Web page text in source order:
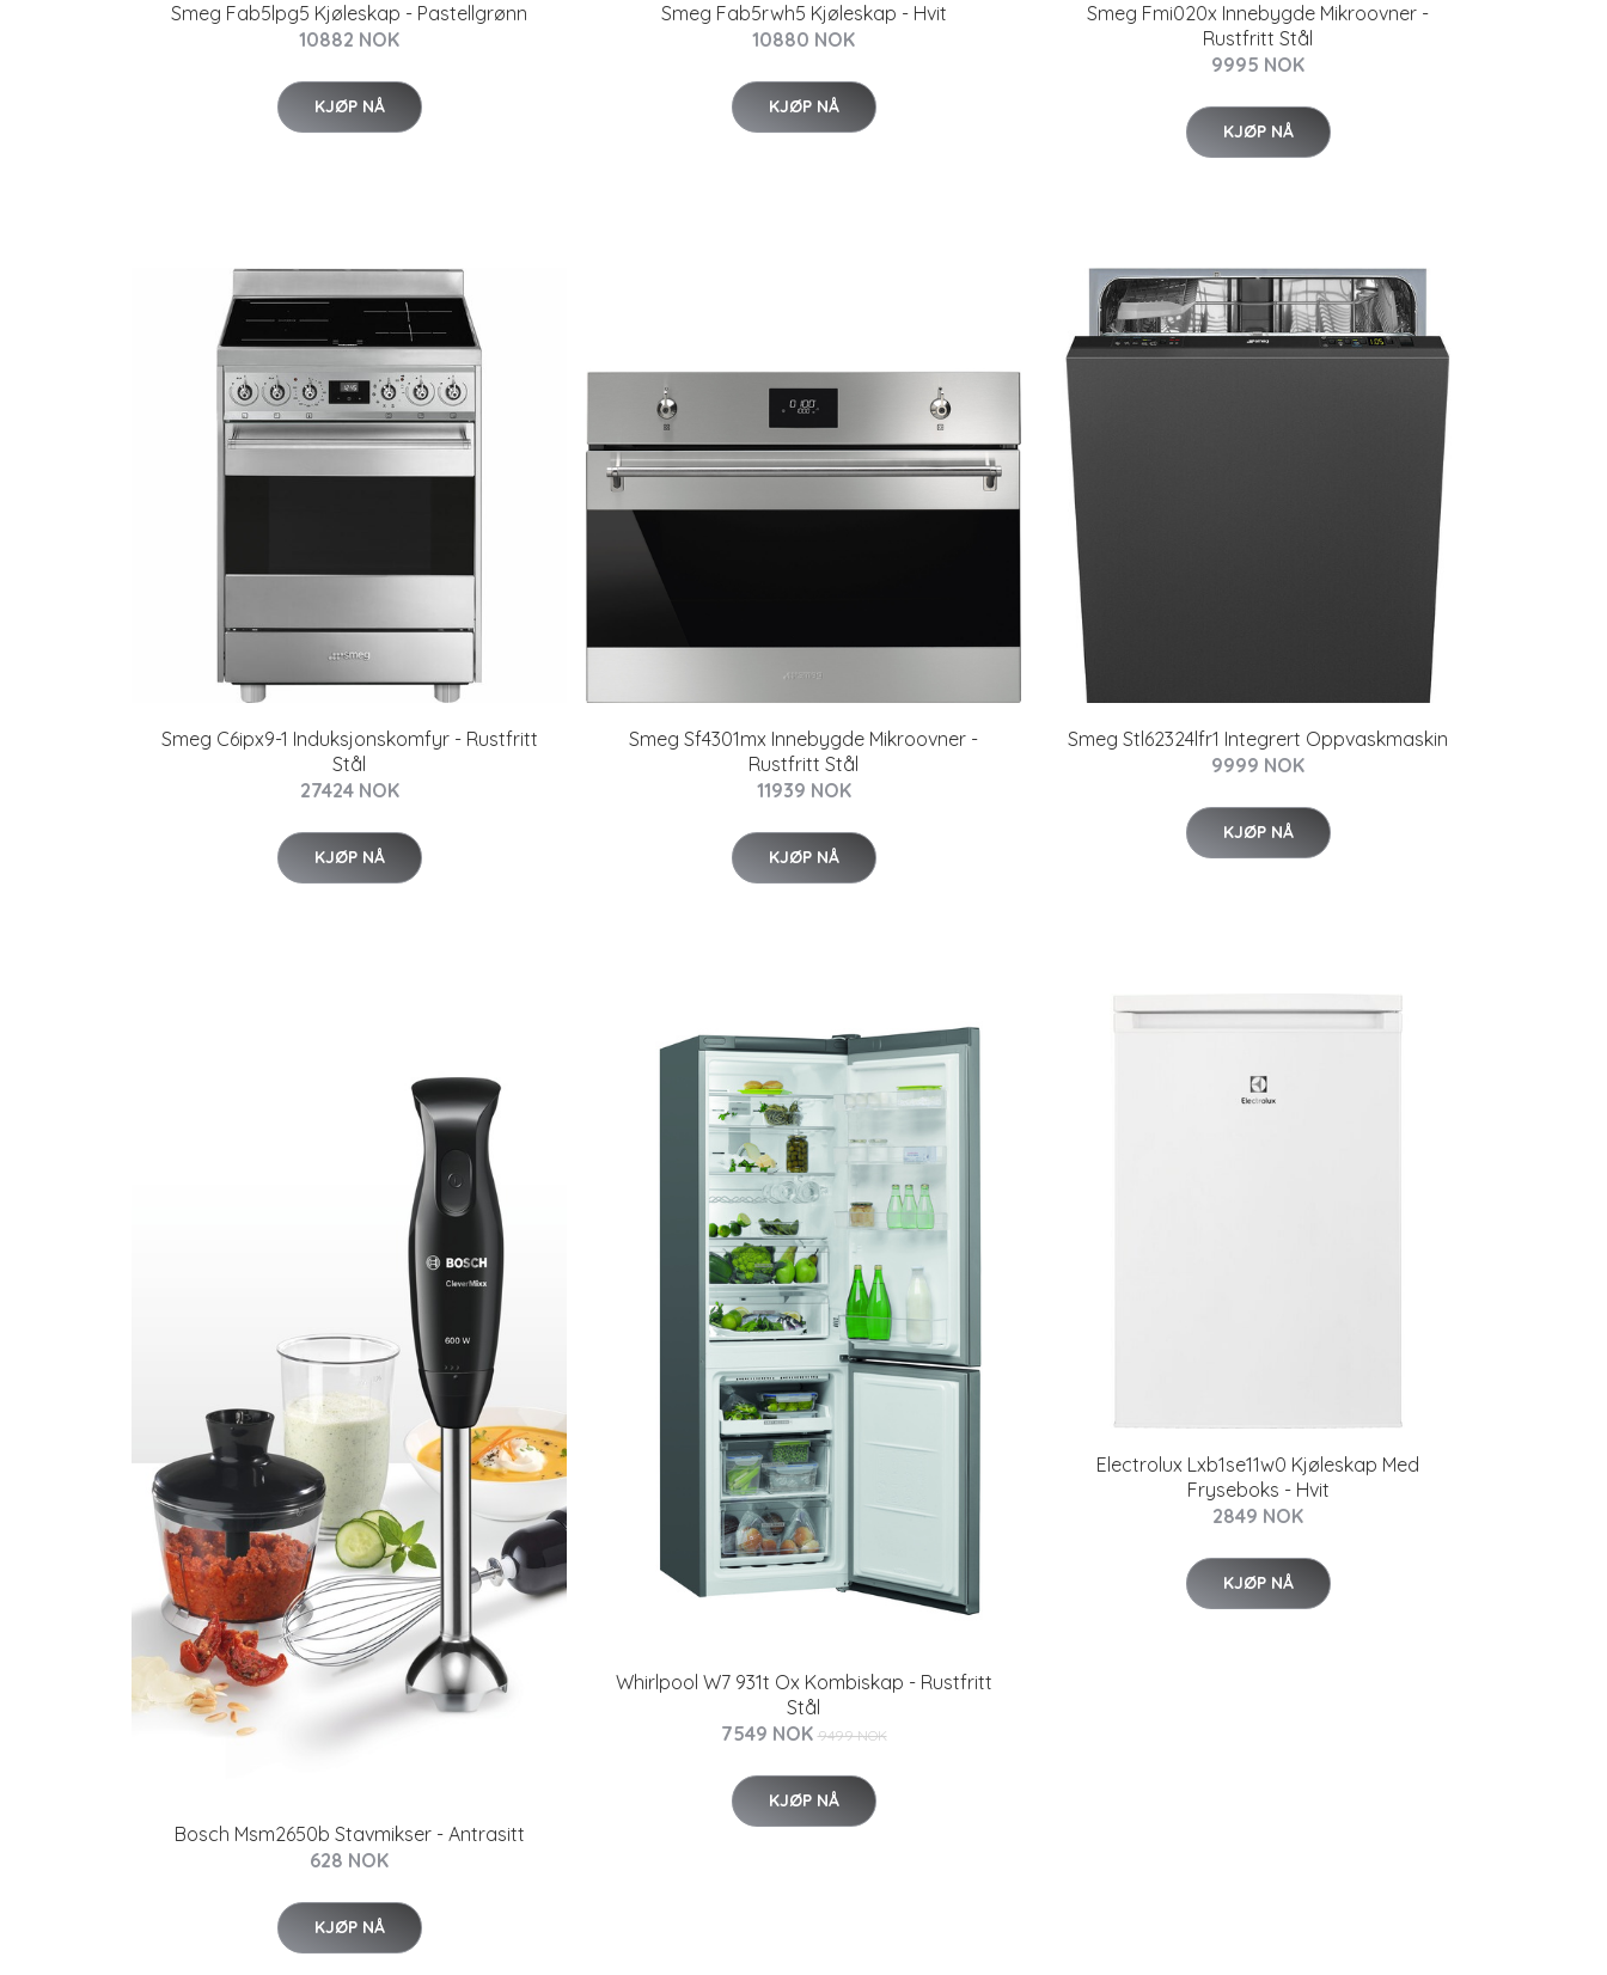
Smeg Fab5lpg5 Kjøleskap - Pastellgrønn
10882 NOK
KJØP NÅ
Smeg Fab5rwh5 Kjøleskap - Hvit
10880 NOK
KJØP NÅ
Smeg Fmi020x Innebygde Mikroovner -
Rustfritt Stål
9995 NOK
KJØP NÅ
Smeg C6ipx9-1 Induksjonskomfyr - Rustfritt
Stål
27424 NOK
KJØP NÅ
Smeg Sf4301mx Innebygde Mikroovner -
Rustfritt Stål
11939 NOK
KJØP NÅ
Smeg Stl62324lfr1 Integrert Oppvaskmaskin
9999 NOK
KJØP NÅ
Bosch Msm2650b Stavmikser - Antrasitt
628 NOK
KJØP NÅ
Whirlpool W7 931t Ox Kombiskap - Rustfritt
Stål
7549 NOK 9499 NOK
KJØP NÅ
Electrolux Lxb1se11w0 Kjøleskap Med
Fryseboks - Hvit
2849 NOK
KJØP NÅ